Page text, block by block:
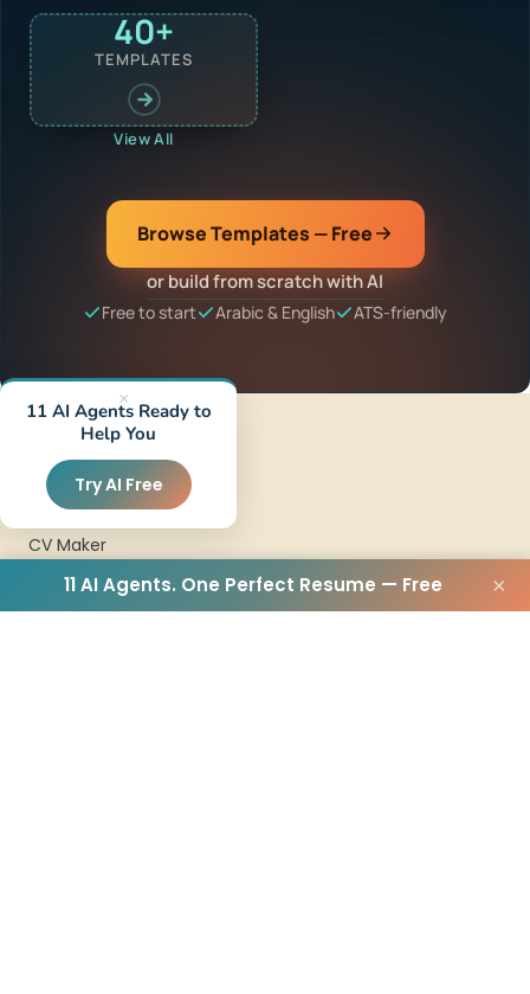
40+
TEMPLATES
View All
Browse Templates — Free
or build from scratch with AI
Free to start Arabic & English ATS-friendly
RESUME
Resume Builder
CV Maker
CV Creator
Arabic Resume
×
11 AI Agents Ready to
Help You
Try AI Free
11 AI Agents. One Perfect Resume — Free ×